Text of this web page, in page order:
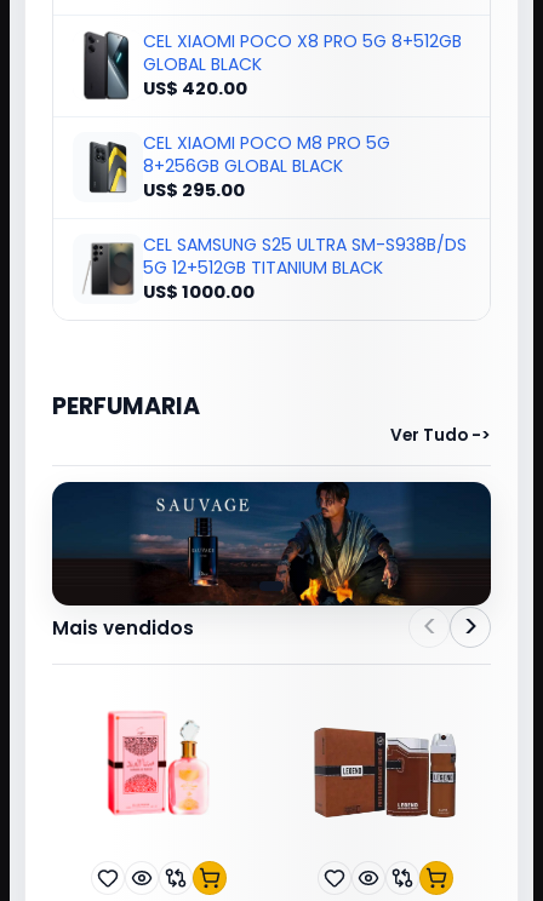
CEL XIAOMI POCO X8 PRO 5G 8+512GB
GLOBAL BLACK
US$ 420.00
CEL XIAOMI POCO M8 PRO 5G
8+256GB GLOBAL BLACK
US$ 295.00
CEL SAMSUNG S25 ULTRA SM-S938B/DS
5G 12+512GB TITANIUM BLACK
US$ 1000.00
PERFUMARIA
Ver Tudo ->
Mais vendidos < >